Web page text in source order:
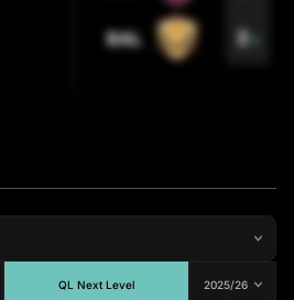
BAL 2
QL Next Level